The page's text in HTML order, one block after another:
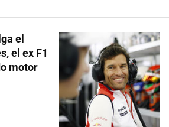
el
el ex F1
motor